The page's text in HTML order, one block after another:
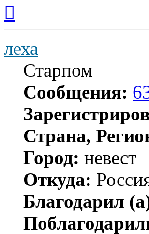
началу
леха
Старпом
Сообщения:
Страна,
Город: невест
Откуда:
Благодарил